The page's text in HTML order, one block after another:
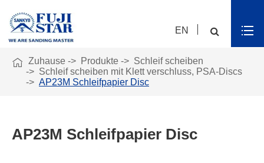
EN
 Zuhause Produkte
Schleif scheiben
Schleif scheiben mit Klett verschluss, PSA-Discs
AP23M Schleifpapier Disc
AP23M Schleifpapier Disc